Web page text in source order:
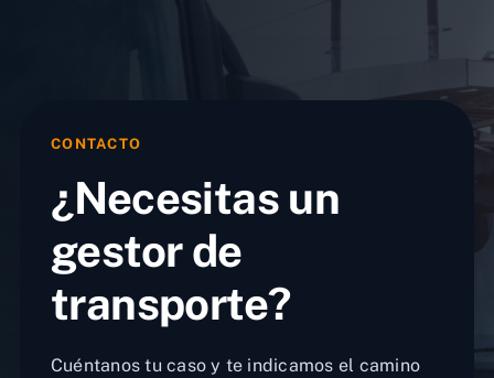
CONTACTO
¿Necesitas un
gestor de
transporte?
Cuéntanos tu caso y te indicamos el camino